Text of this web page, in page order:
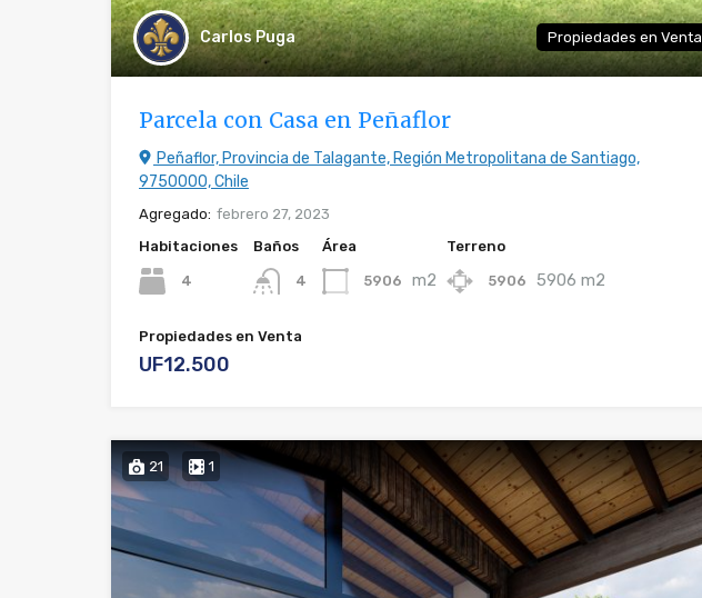
Carlos Puga Propiedades en Venta
Parcela con Casa en Peñaflor
Peñaflor, Provincia de Talagante, Región Metropolitana de Santiago,
9750000, Chile
Agregado: febrero 27, 2023
Habitaciones
4
Baños
4
Área
5906 m2
Terreno
5906 5906 m2
Propiedades en Venta
UF12.500
21 1